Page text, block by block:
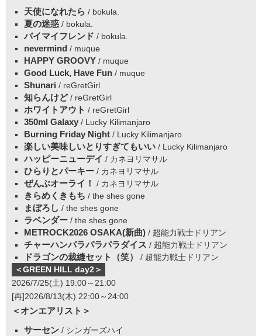
天使になれたら / bokula.
夏の迷惑 / bokula.
バイマイフレンド / bokula.
nevermind / muque
HAPPY GROOVY / muque
Good Luck, Have Fun / muque
Shunari / reGretGirl
知らんけど/ reGretGirl
ホワイトアウト / reGretGirl
350ml Galaxy / Lucky Kilimanjaro
Burning Friday Night / Lucky Kilimanjaro
楽しい美味しいとりすぎてもいい / Lucky Kilimanjaro
ハッピーニューデイ / カネヨリマサル
ひらりとパーキー / カネヨリマサル
ぜんぶオーライ！ / カネヨリマサル
きらめくきもち / the shes gone
まぼろし / the shes gone
ラベンダー / the shes gone
METROCK2026 OSAKA(新曲) / 超能力戦士ドリアン
チャーハンパラパラパラダイス / 超能力戦士ドリアン
ドラゴンの裁縫セット（笑）
/ 超能力戦士ドリアン
＜GREEN HILL day2＞
2026/7/25(土) 19:00～21:00
[再]2026/8/13(木) 22:00～24:00
＜オンエアリスト＞
サーセン / シンガーズハイ